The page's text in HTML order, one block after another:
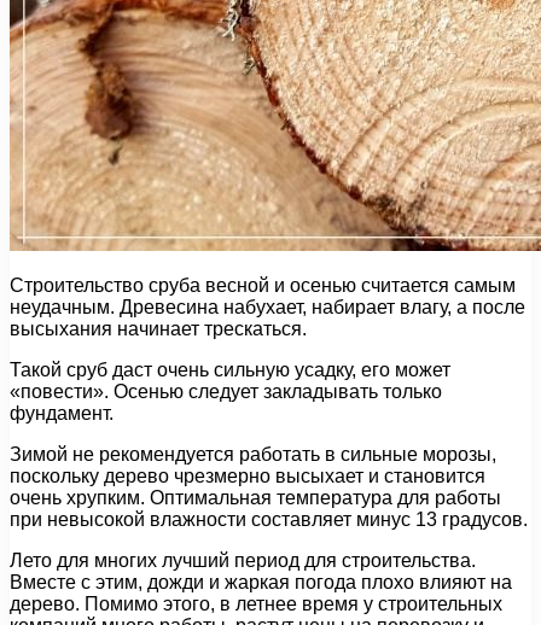
Строительство сруба весной и осенью считается самым
неудачным. Древесина набухает, набирает влагу, а после
высыхания начинает трескаться.
Такой сруб даст очень сильную усадку, его может
«повести». Осенью следует закладывать только
фундамент.
Зимой не рекомендуется работать в сильные морозы,
поскольку дерево чрезмерно высыхает и становится
очень хрупким. Оптимальная температура для работы
при невысокой влажности составляет минус 13 градусов.
Лето для многих лучший период для строительства.
Вместе с этим, дожди и жаркая погода плохо влияют на
дерево. Помимо этого, в летнее время у строительных